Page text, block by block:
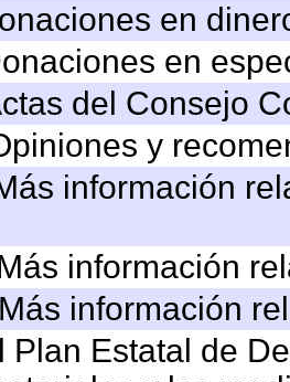
en
en
del Consejo
y
información
información
información
Plan Estatal de